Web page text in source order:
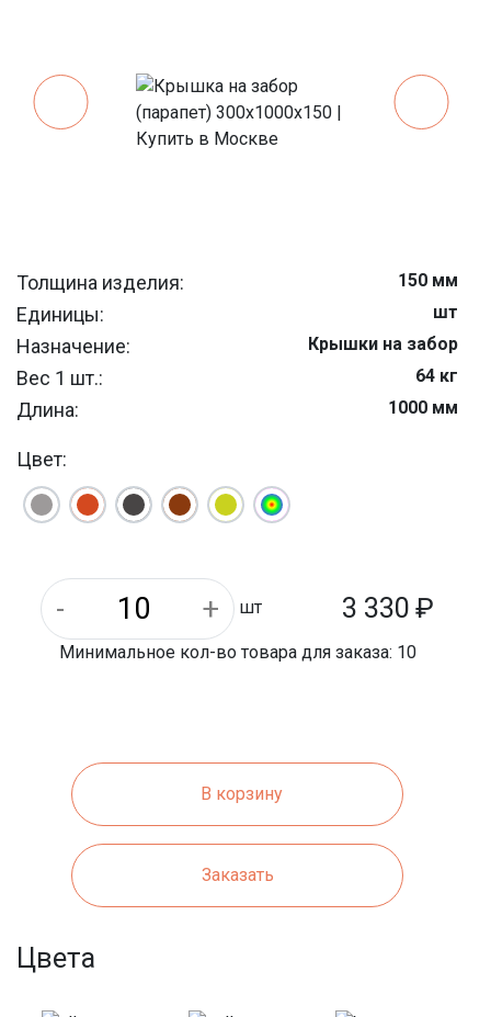
Толщина изделия: 150 мм
Единицы: шт
Назначение: Крышки на забор
Вес 1 шт.: 64 кг
Длина: 1000 мм
Цвет:
шт 3 330 ₽
Минимальное кол-во товара для заказа: 10
В корзину
Заказать
Цвета